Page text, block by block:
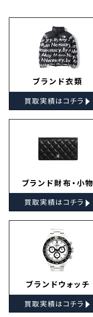
ブランド衣類
買取実績はコチラ ▸
ブランド財布・小物
買取実績はコチラ ▸
ブランドウォッチ
買取実績はコチラ ▸